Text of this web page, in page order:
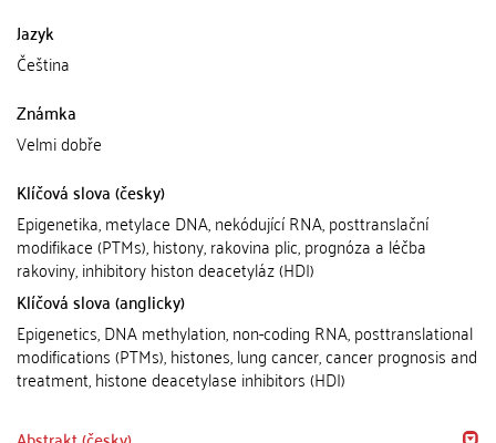
Jazyk
Čeština
Známka
Velmi dobře
Klíčová slova (česky)
Epigenetika, metylace DNA, nekódující RNA, posttranslační
modifikace (PTMs), histony, rakovina plic, prognóza a léčba
rakoviny, inhibitory histon deacetyláz (HDI)
Klíčová slova (anglicky)
Epigenetics, DNA methylation, non-coding RNA, posttranslational
modifications (PTMs), histones, lung cancer, cancer prognosis and
treatment, histone deacetylase inhibitors (HDI)